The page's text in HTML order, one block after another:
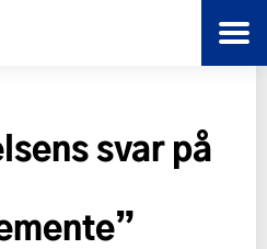
svar på